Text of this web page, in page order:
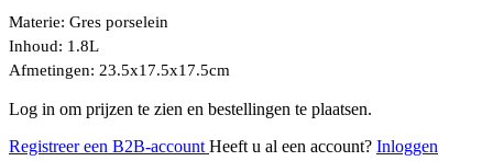
Materie: Gres porselein
Inhoud: 1.8L
Afmetingen: 23.5x17.5x17.5cm
Log in om prijzen te zien en bestellingen te plaatsen.
Registreer een B2B-account Heeft u al een account? Inloggen